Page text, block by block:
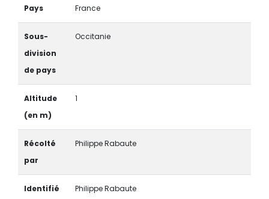
Pays France
Sous-
division
de pays
Occitanie
Altitude
(en m)
1
Récolté
par
Philippe Rabaute
Identifié
Philippe Rabaute